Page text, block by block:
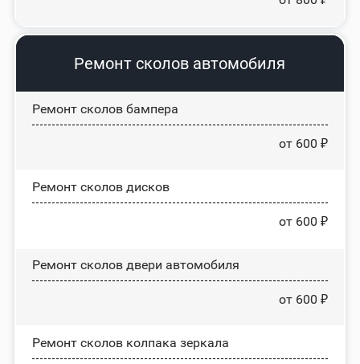
Ремонт сколов автомобиля
Ремонт сколов бампера
от 600 ₽
Ремонт сколов дисков
от 600 ₽
Ремонт сколов двери автомобиля
от 600 ₽
Ремонт сколов колпака зеркала